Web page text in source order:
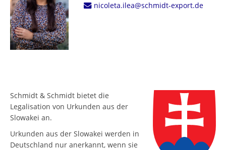
nicoleta.ilea@schmidt-export.de
Schmidt & Schmidt bietet die
Legalisation von Urkunden aus der
Slowakei an.
Urkunden aus der Slowakei werden in
Deutschland nur anerkannt, wenn sie